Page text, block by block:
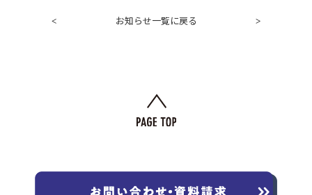
< お知らせ一覧に戻る >